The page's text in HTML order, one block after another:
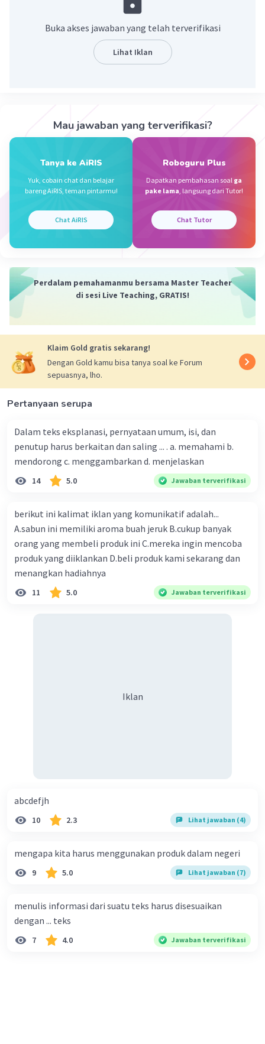
07 November 2023 14:18
panjang akal/banyak akal = cerdik
Buka akses jawaban yang telah terverifikasi
Lihat Iklan
Mau jawaban yang terverifikasi?
Tanya ke AiRIS
Yuk, cobain chat dan belajar
bareng AiRIS, teman pintarmu!
Chat AiRIS
Roboguru Plus
Dapatkan pembahasan soal ga
pake lama, langsung dari Tutor!
Chat Tutor
Perdalam pemahamanmu bersama Master Teacher
di sesi Live Teaching, GRATIS!
Klaim Gold gratis sekarang!
Dengan Gold kamu bisa tanya soal ke Forum
sepuasnya, lho.
Pertanyaan serupa
Dalam teks eksplanasi, pernyataan umum, isi, dan
penutup harus berkaitan dan saling ... . a. memahami b.
mendorong c. menggambarkan d. menjelaskan
14 5.0 Jawaban terverifikasi
berikut ini kalimat iklan yang komunikatif adalah...
A.sabun ini memiliki aroma buah jeruk B.cukup banyak
orang yang membeli produk ini C.mereka ingin mencoba
produk yang diiklankan D.beli produk kami sekarang dan
menangkan hadiahnya
11 5.0 Jawaban terverifikasi
Iklan
abcdefjh
10 2.3 Lihat jawaban (4)
mengapa kita harus menggunakan produk dalam negeri
9 5.0 Lihat jawaban (7)
menulis informasi dari suatu teks harus disesuaikan
dengan ... teks
7 4.0 Jawaban terverifikasi